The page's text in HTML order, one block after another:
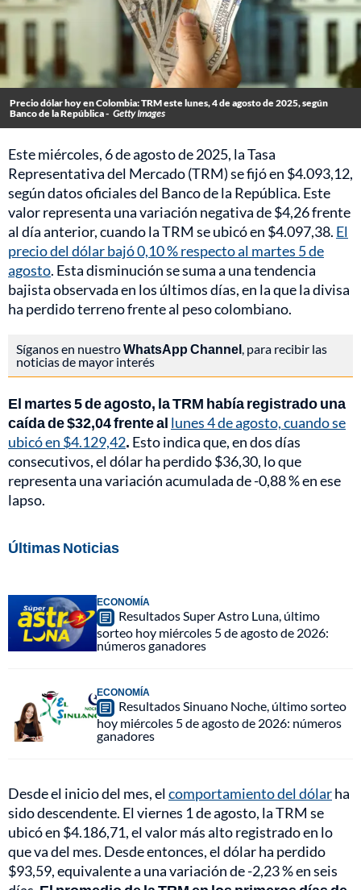
Precio dólar hoy en Colombia: TRM este lunes, 4 de agosto de 2025, según
Banco de la República - Getty Images
Este miércoles, 6 de agosto de 2025, la Tasa
Representativa del Mercado (TRM) se fijó en $4.093,12,
según datos oficiales del Banco de la República. Este
valor representa una variación negativa de $4,26 frente
al día anterior, cuando la TRM se ubicó en $4.097,38. El
precio del dólar bajó 0,10 % respecto al martes 5 de
agosto. Esta disminución se suma a una tendencia
bajista observada en los últimos días, en la que la divisa
ha perdido terreno frente al peso colombiano.
Síganos en nuestroWhatsApp Channel, para recibir las
noticias de mayor interés
El martes 5 de agosto, la TRM había registrado una
caída de $32,04 frente al lunes 4 de agosto, cuando se
ubicó en $4.129,42. Esto indica que, en dos días
consecutivos, el dólar ha perdido $36,30, lo que
representa una variación acumulada de -0,88 % en ese
lapso.
Últimas Noticias
ECONOMÍA
Resultados Super Astro Luna, último
sorteo hoy miércoles 5 de agosto de 2026:
números ganadores
ECONOMÍA
Resultados Sinuano Noche, último sorteo
hoy miércoles 5 de agosto de 2026: números
ganadores
Desde el inicio del mes, elcomportamiento del dólarha
sido descendente. El viernes 1 de agosto, la TRM se
ubicó en $4.186,71, el valor más alto registrado en lo
que va del mes. Desde entonces, el dólar ha perdido
$93,59, equivalente a una variación de -2,23 % en seis